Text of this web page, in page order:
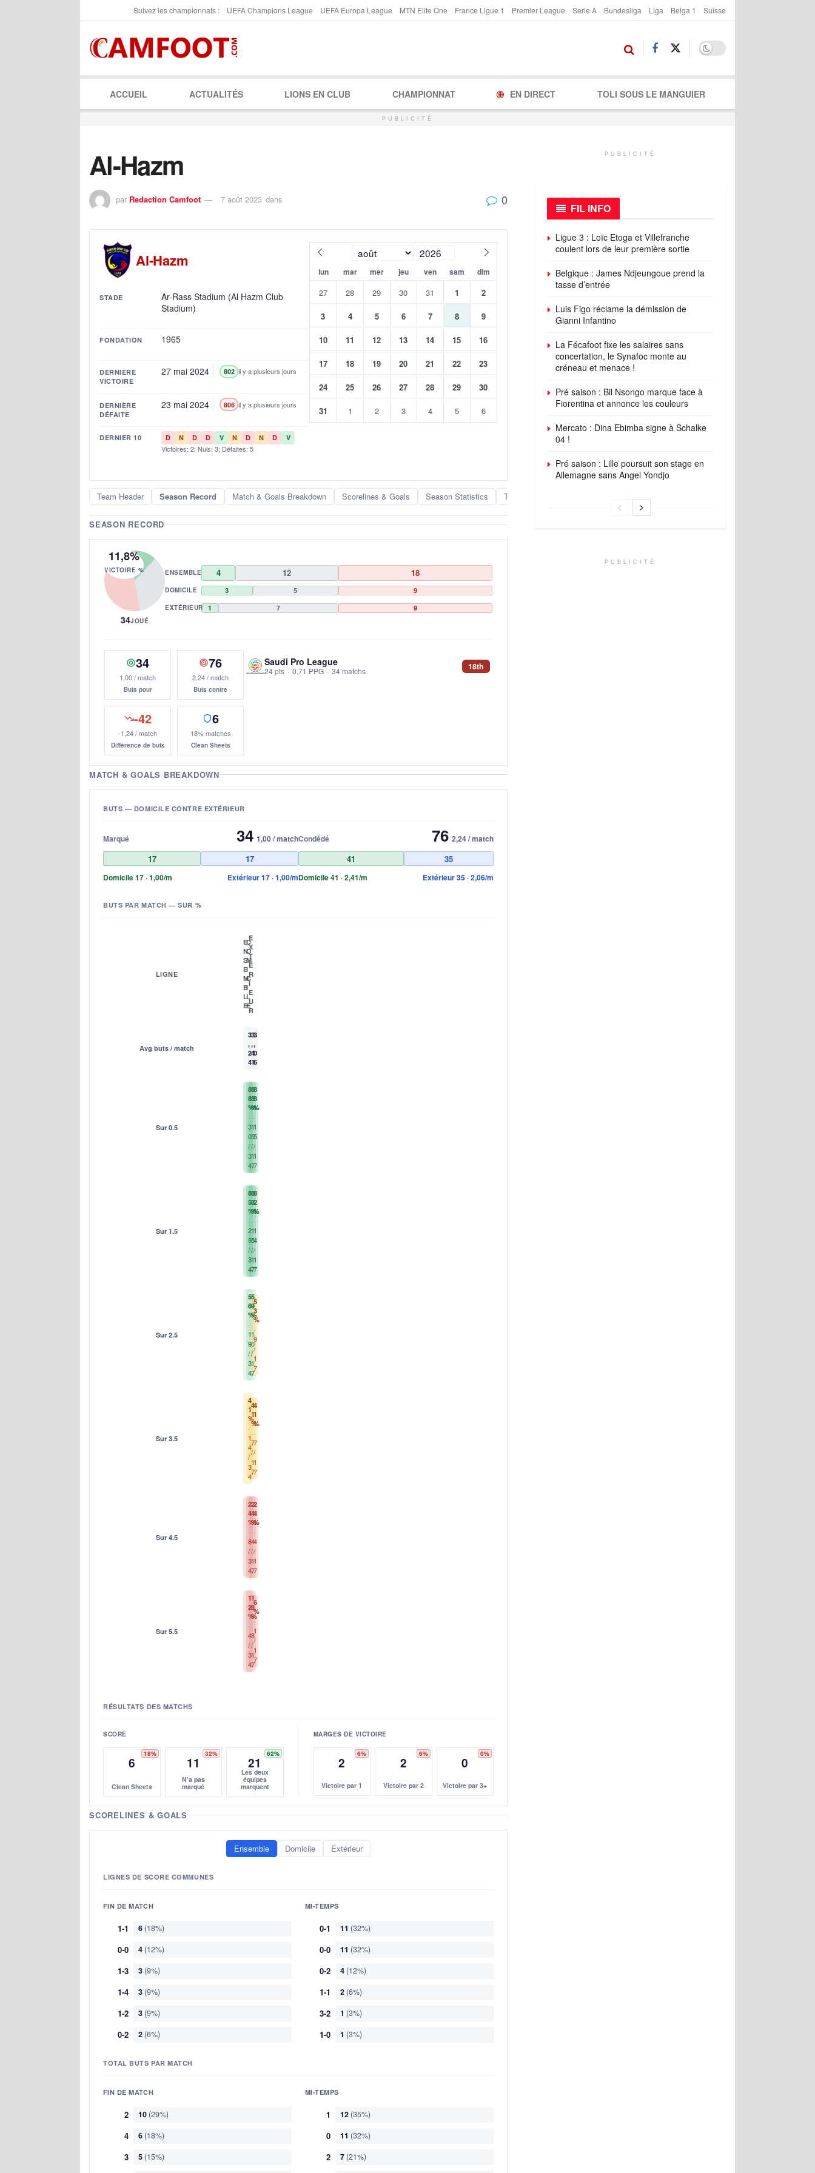
Suivez les championnats : UEFA Champions League UEFA Europa League MTN Elite One France Ligue 1 Premier League Serie A Bundesliga Liga Belga 1 Suisse
ACCUEIL ACTUALITÉS LIONS EN CLUB CHAMPIONNAT EN DIRECT TOLI SOUS LE MANGUIER
PUBLICITÉ
Al-Hazm
par Redaction Camfoot 7 août 2023 dans 0
Al-Hazm
STADE
Ar-Rass Stadium (Al Hazm Club
Stadium)
FONDATION 1965
DERNIÈRE
VICTOIRE
27 mai 2024 802 il y a plusieurs jours
DERNIÈRE
DÉFAITE
23 mai 2024 806 il y a plusieurs jours
DERNIER 10 D N D D V N D N D V
Victoires: 2; Nuls: 3; Défaites: 5
lun mar mer jeu ven sam dim
27 28 29 30 31 1 2
3 4 5 6 7 8 9
10 11 12 13 14 15 16
17 18 19 20 21 22 23
24 25 26 27 28 29 30
31 1 2 3 4 5 6
Team Header Season Record Match & Goals Breakdown Scorelines & Goals Season Statistics Team Rankings Schedule
SEASON RECORD
11,8%
VICTOIRE %
34JOUÉ
ENSEMBLE 4 12 18
DOMICILE 3 5 9
EXTÉRIEUR 1 7 9
34
1,00 / match
Buts pour
76
2,24 / match
Buts contre
-42
-1,24 / match
Différence de buts
6
18% matches
Clean Sheets
Saudi Pro League
24 pts · 0,71 PPG · 34 matchs 18th
MATCH & GOALS BREAKDOWN
BUTS — DOMICILE CONTRE EXTÉRIEUR
Marqué 34 1,00 / match
17 17
Domicile 17 · 1,00/m Extérieur 17 · 1,00/m
Condédé 76 2,24 / match
41 35
Domicile 41 · 2,41/m Extérieur 35 · 2,06/m
BUTS PAR MATCH — SUR %
LIGNE
E
N
S
E
M
B
L
E
D
O
M
I
C
I
L
E
E
X
T
É
R
I
E
U
R
Avg buts / match
3
,
2
4
3
,
4
1
3
,
0
6
Sur 0.5
8
8
%
3
0
/
3
4
8
8
%
1
5
/
1
7
8
8
%
1
5
/
1
7
Sur 1.5
8
5
%
2
9
/
3
4
8
8
%
1
5
/
1
7
8
2
%
1
4
/
1
7
Sur 2.5
5
6
%
1
9
/
3
4
5
9
%
1
0
/
1
7
5
3
%
9
/
1
7
Sur 3.5
4
1
%
1
4
/
3
4
4
1
%
7
/
1
7
4
1
%
7
/
1
7
Sur 4.5
2
4
%
8
/
3
4
2
4
%
4
/
1
7
2
4
%
4
/
1
7
Sur 5.5
1
2
%
4
/
3
4
1
8
%
3
/
1
7
6
%
1
/
1
7
RÉSULTATS DES MATCHS
SCORE
18%
6
Clean Sheets
32%
11
N'a pas
marqué
62%
21
Les deux
équipes
marquent
MARGES DE VICTOIRE
6%
2
Victoire par 1
6%
2
Victoire par 2
0%
0
Victoire par 3+
SCORELINES & GOALS
Ensemble Domicile Extérieur
LIGNES DE SCORE COMMUNES
FIN DE MATCH
1-1 6 (18%)
0-0 4 (12%)
1-3 3 (9%)
1-4 3 (9%)
1-2 3 (9%)
0-2 2 (6%)
MI-TEMPS
0-1 11 (32%)
0-0 11 (32%)
0-2 4 (12%)
1-1 2 (6%)
3-2 1 (3%)
1-0 1 (3%)
TOTAL BUTS PAR MATCH
FIN DE MATCH
2 10 (29%)
4 6 (18%)
3 5 (15%)
MI-TEMPS
1 12 (35%)
0 11 (32%)
2 7 (21%)
PUBLICITÉ
FIL INFO
Ligue 3 : Loïc Etoga et Villefranche
coulent lors de leur première sortie
Belgique : James Ndjeungoue prend la
tasse d’entrée
Luis Figo réclame la démission de
Gianni Infantino
La Fécafoot fixe les salaires sans
concertation, le Synafoc monte au
créneau et menace !
Pré saison : Bil Nsongo marque face à
Fiorentina et annonce les couleurs
Mercato : Dina Ebimba signe à Schalke
04 !
Pré saison : Lille poursuit son stage en
Allemagne sans Angel Yondjo
PUBLICITÉ